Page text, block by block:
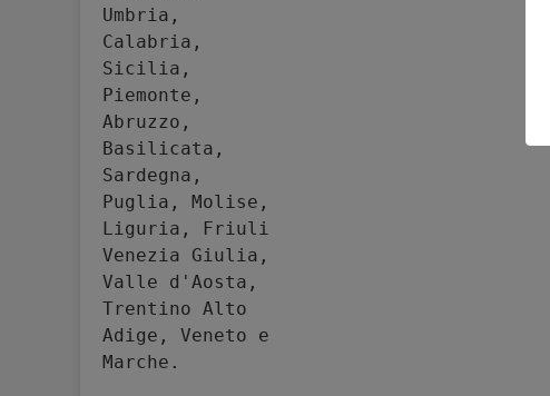
Umbria,
Calabria,
Sicilia,
Piemonte,
Abruzzo,
Basilicata,
Sardegna,
Puglia, Molise,
Liguria, Friuli
Venezia Giulia,
Valle d'Aosta,
Trentino Alto
Adige, Veneto e
Marche.